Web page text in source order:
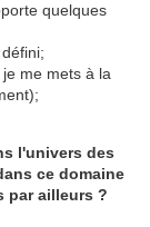
quelques
me mets à la
l'univers des
ce domaine
par ailleurs ?